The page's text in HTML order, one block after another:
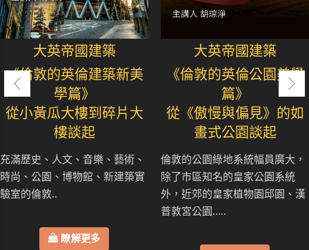
大英帝國建築
《倫敦的英倫建築新美
學篇》
從小黃瓜大樓到碎片大
樓談起
充滿歷史、人文、音樂、藝術、
時尚、公園、博物館、新建築實
驗室的倫敦..
瞭解更多
大英帝國建築
《倫敦的英倫公園美學
篇》
從《傲慢與偏見》的如
畫式公園談起
倫敦的公園綠地系統幅員廣大，
除了市區知名的皇家公園系統
外，近郊的皇家植物園邱園、漢
普敦宮公園.....